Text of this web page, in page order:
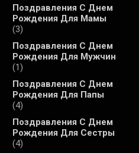
Поздравления С Днем
Рождения Для Мамы
(3)
Поздравления С Днем
Рождения Для Мужчин
(1)
Поздравления С Днем
Рождения Для Папы
(4)
Поздравления С Днем
Рождения Для Сестры
(4)